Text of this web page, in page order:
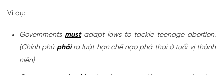
Ví dụ:
Governments must adapt laws to tackle teenage abortion.
(Chính phủphảira luật hạn chế nạo phá thai ở tuổi vị thành
niên)